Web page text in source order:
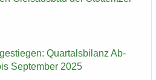
Quar­tals­bi­lanz Ab­
Sep­tem­ber 2025